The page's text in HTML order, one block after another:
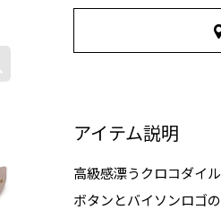
アイテム説明
高級感漂うクロコダイ
ボタンとバイソンロゴ